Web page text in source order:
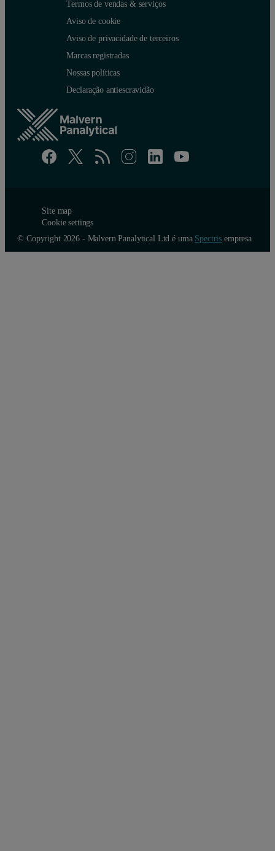
Termos de vendas & serviços
Aviso de cookie
Aviso de privacidade de terceiros
Marcas registradas
Nossas políticas
Declaração antiescravidão
Site map
Cookie settings
© Copyright 2026 - Malvern Panalytical Ltd é uma Spectris empresa